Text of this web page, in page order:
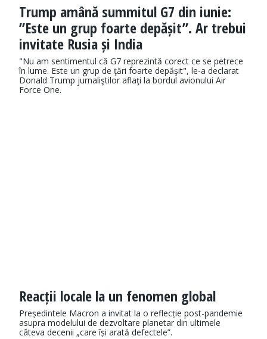
Trump amână summitul G7 din iunie:
”Este un grup foarte depășit”. Ar trebui
invitate Rusia și India
"Nu am sentimentul că G7 reprezintă corect ce se petrece
în lume. Este un grup de ţări foarte depăşit", le-a declarat
Donald Trump jurnaliştilor aflaţi la bordul avionului Air
Force One.
Reacții locale la un fenomen global
Președintele Macron a invitat la o reflecție post-pandemie
asupra modelului de dezvoltare planetar din ultimele
câteva decenii „care își arată defectele”.